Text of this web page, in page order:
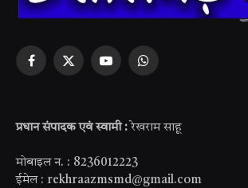
Facebook
X
YouTubeWhatsApp
प्रधान संपादक एवं स्वामी : रेखराम साहू
मोबाइल न. : 8236012223
ईमेल : rekhraazmsmd@gmail.com